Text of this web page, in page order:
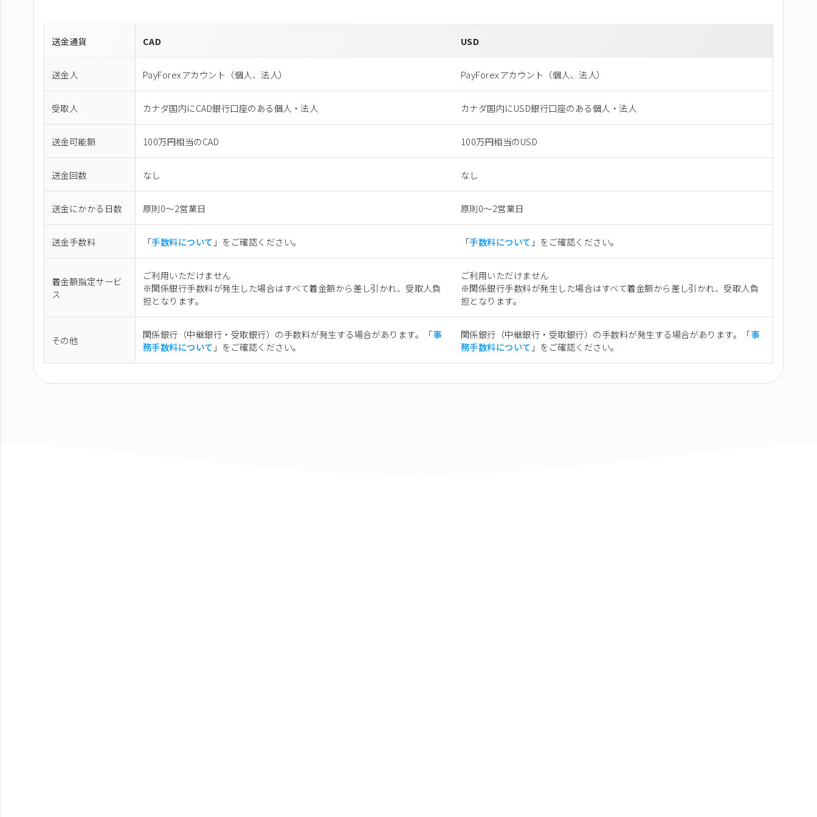
送金通貨 CAD USD
送金人 PayForexアカウント（個⼈、法⼈） PayForexアカウント（個⼈、法⼈）
受取人 カナダ国内にCAD銀行口座のある個人・法人 カナダ国内にUSD銀行口座のある個人・法人
送金可能額 100万円相当のCAD 100万円相当のUSD
送金回数 なし なし
送金にかかる日数 原則0〜2営業日 原則0〜2営業日
送金手数料 「手数料について 」をご確認ください。 「手数料について 」をご確認ください。
着金額指定サービ
ス
ご利用いただけません
※関係銀行手数料が発生した場合はすべて着金額から差し引かれ、受取人負
担となります。
ご利用いただけません
※関係銀行手数料が発生した場合はすべて着金額から差し引かれ、受取人負
担となります。
その他 関係銀行（中継銀行・受取銀行）の手数料が発生する場合があります。「事
務手数料について 」をご確認ください。
関係銀行（中継銀行・受取銀行）の手数料が発生する場合があります。「事
務手数料について 」をご確認ください。